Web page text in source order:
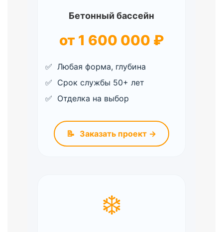
Бетонный бассейн
от 1 600 000 ₽
Любая форма, глубина
Срок службы 50+ лет
Отделка на выбор
📝 Заказать проект →
❄️